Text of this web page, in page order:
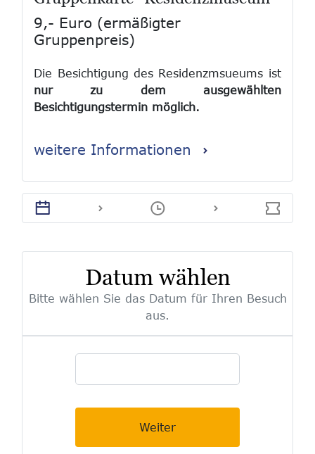
9,- Euro (ermäßigter
Gruppenpreis)
Die Besichtigung des Residenzmsueums ist
nur zu dem ausgewählten
Besichtigungstermin möglich.
entsprechender Nachweis im Original
Tickets sind von der Rückgabe und vom
Umtausch ausgeschlossen.
weitere Informationen
Datum wählen
Bitte wählen Sie das Datum für Ihren Besuch
aus.
Weiter